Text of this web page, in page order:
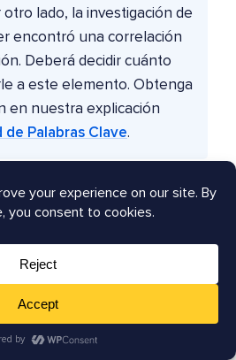
lado, la investigación de
encontró una correlación
Deberá decidir cuánto
a este elemento. Obtenga
en nuestra explicación
de Palabras Clave.
Clave Principal, el objetivo
Se trata de comprobar
para tener una idea de si el
es un problema.